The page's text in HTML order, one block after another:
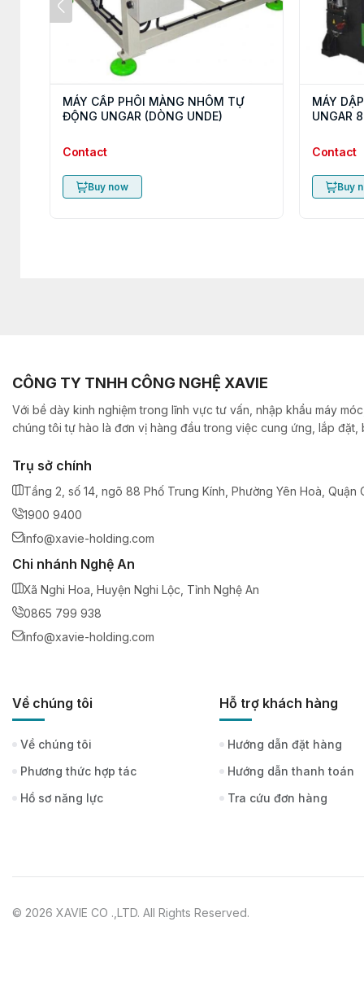
MÁY CẤP PHÔI MÀNG NHÔM TỰ
ĐỘNG UNGAR (DÒNG UNDE)
Contact
Buy now
MÁY
UNGAR
Contact
Buy
CÔNG TY TNHH CÔNG NGHỆ XAVIE
Với bề dày kinh nghiệm trong lĩnh vực tư vấn, nhập khẩu máy
chúng tôi tự hào là đơn vị hàng đầu trong việc cung ứng, lắp đặt,
Trụ sở chính
Tầng 2, số 14, ngõ 88 Phố Trung Kính, Phường Yên Hoà, Quận
1900 9400
info@xavie-holding.com
Chi nhánh Nghệ An
Xã Nghi Hoa, Huyện Nghi Lộc, Tỉnh Nghệ An
0865 799 938
info@xavie-holding.com
Về chúng tôi
Về chúng tôi
Phương thức hợp tác
Hồ sơ năng lực
Hỗ trợ khách hàng
Hướng dẫn đặt hàng
Hướng dẫn thanh toán
Tra cứu đơn hàng
© 2026 XAVIE CO .,LTD. All Rights Reserved.